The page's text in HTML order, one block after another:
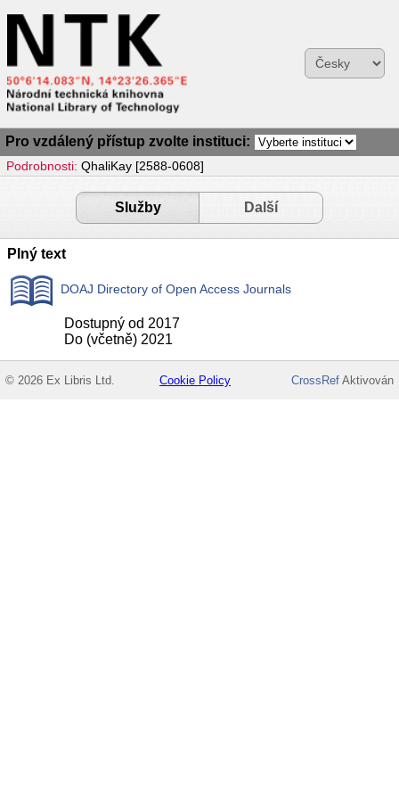
Pro vzdálený přístup zvolte instituci:
Podrobnosti: QhaliKay [2588-0608]
Služby Další
Plný text
DOAJ Directory of Open Access Journals
Dostupný od 2017
Do (včetně) 2021
© 2026 Ex Libris Ltd. Cookie Policy CrossRefAktivován